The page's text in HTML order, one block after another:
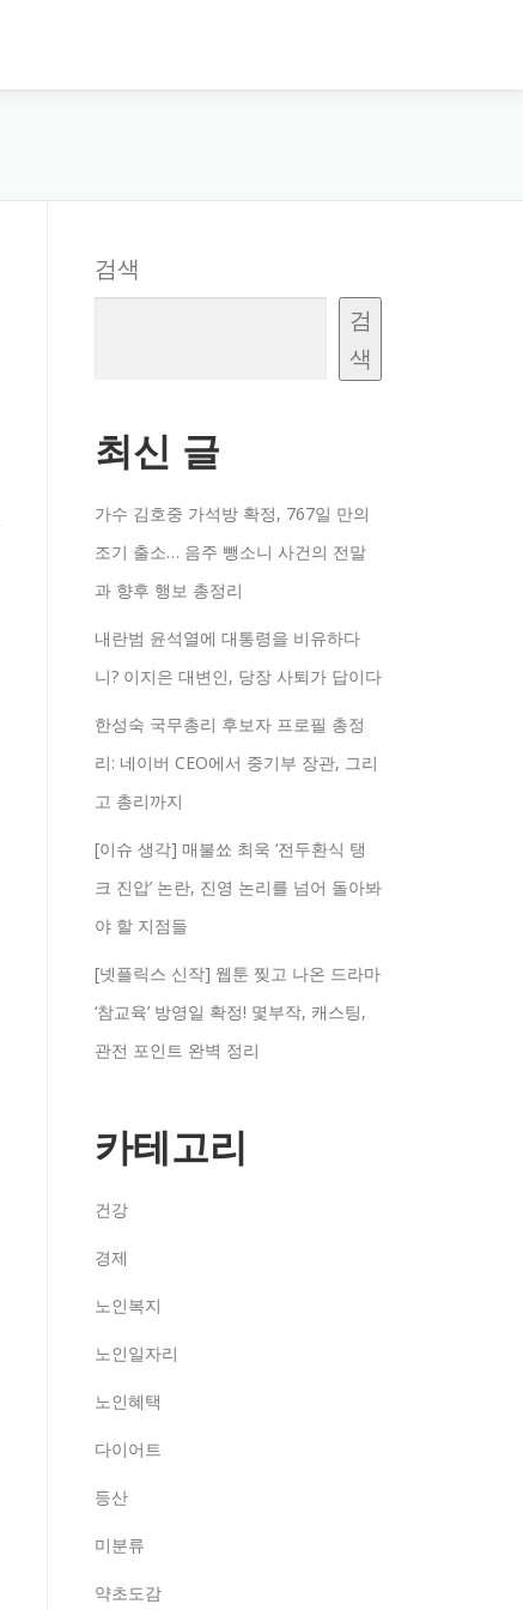
검색
검
색
최신 글
가수 김호중 가석방 확정, 767일 만의
조기 출소… 음주 뺑소니 사건의 전말
과 향후 행보 총정리
내란범 윤석열에 대통령을 비유하다
니? 이지은 대변인, 당장 사퇴가 답이다
한성숙 국무총리 후보자 프로필 총정
리: 네이버 CEO에서 중기부 장관, 그리
고 총리까지
[이슈 생각] 매불쑈 최욱 ‘전두환식 탱
크 진압’ 논란, 진영 논리를 넘어 돌아봐
야 할 지점들
[넷플릭스 신작] 웹툰 찢고 나온 드라마
‘참교육’ 방영일 확정! 몇부작, 캐스팅,
관전 포인트 완벽 정리
카테고리
건강
경제
노인복지
노인일자리
노인혜택
다이어트
등산
미분류
약초도감